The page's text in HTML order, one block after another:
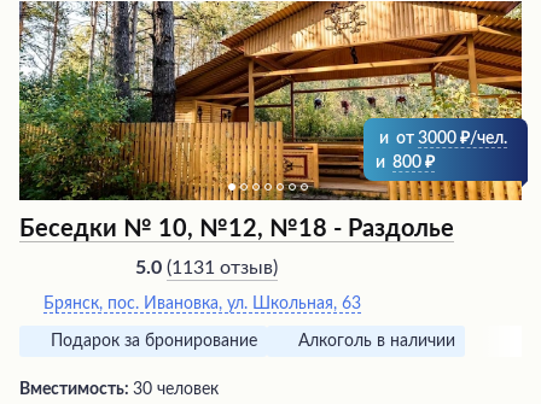
и от 3000
/чел.
и 800
Беседки № 10, №12, №18 - Раздолье
5.0 (1131 отзыв)
Брянск, пос. Ивановка, ул. Школьная, 63
Подарок за бронирование Алкоголь в наличии
Вместимость: 30 человек